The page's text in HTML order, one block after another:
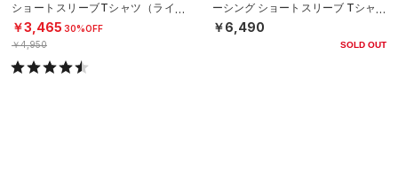
ショートスリーブTシャツ（ライフ
スタイル/MEN）
￥3,465 30%OFF
￥4,950
ーシング ショートスリーブ Tシャツ
（ライフスタイル/MEN）
￥6,490
SOLD OUT